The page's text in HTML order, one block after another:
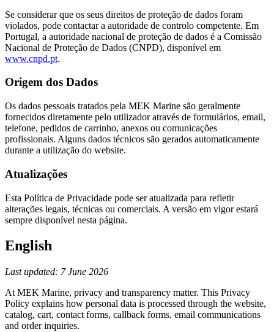
Se considerar que os seus direitos de proteção de dados foram
violados, pode contactar a autoridade de controlo competente. Em
Portugal, a autoridade nacional de proteção de dados é a Comissão
Nacional de Proteção de Dados (CNPD), disponível em
www.cnpd.pt.
Origem dos Dados
Os dados pessoais tratados pela MEK Marine são geralmente
fornecidos diretamente pelo utilizador através de formulários, email,
telefone, pedidos de carrinho, anexos ou comunicações
profissionais. Alguns dados técnicos são gerados automaticamente
durante a utilização do website.
Atualizações
Esta Política de Privacidade pode ser atualizada para refletir
alterações legais, técnicas ou comerciais. A versão em vigor estará
sempre disponível nesta página.
English
Last updated: 7 June 2026
At MEK Marine, privacy and transparency matter. This Privacy
Policy explains how personal data is processed through the website,
catalog, cart, contact forms, callback forms, email communications
and order inquiries.